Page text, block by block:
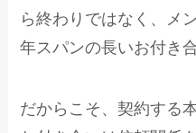
ら終わりではなく、メ
年スパンの長いお付き
だからこそ、契約する